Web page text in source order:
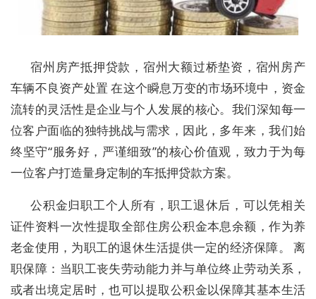
宿州房产抵押贷款，宿州大额过桥垫资，宿州房产
车辆不良资产处置 在这个瞬息万变的市场环境中，资金
流转的灵活性是企业与个人发展的核心。我们深知每一
位客户面临的独特挑战与需求，因此，多年来，我们始
终坚守“服务好，严谨细致”的核心价值观，致力于为每
一位客户打造量身定制的车抵押贷款方案。
公积金归职工个人所有，职工退休后，可以凭相关
证件资料一次性提取全部住房公积金本息余额，作为养
老金使用，为职工的退休生活提供一定的经济保障。 离
职保障：当职工丧失劳动能力并与单位终止劳动关系，
或者出境定居时，也可以提取公积金以保障其基本生活